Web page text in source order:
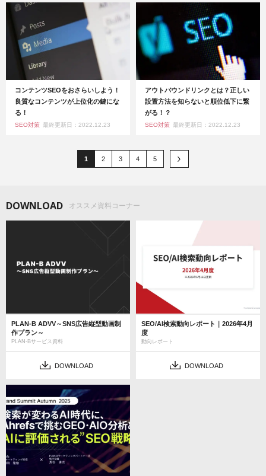
コンテンツSEOをおさらいしよう！
良質なコンテンツが上位化の鍵にな
る！
SEO対策 最終更新日：2022.12.23
アウトバウンドリンクとは？正しい
設置方法を知らないと順位低下に繋
がる！？
SEO対策 最終更新日：2022.12.23
1 2 3 4 5
DOWNLOAD オススメ資料コーナー
PLAN-B ADVV～SNS広告縦型動画制
作プラン～
PLAN-Bサービス資料
DOWNLOAD
SEO/AI検索動向レポート｜2026年4月
度
動向レポート
DOWNLOAD